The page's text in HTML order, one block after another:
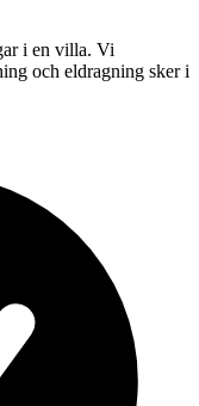
i en villa. Vi
och eldragning sker i